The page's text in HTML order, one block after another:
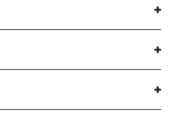
+
+
+